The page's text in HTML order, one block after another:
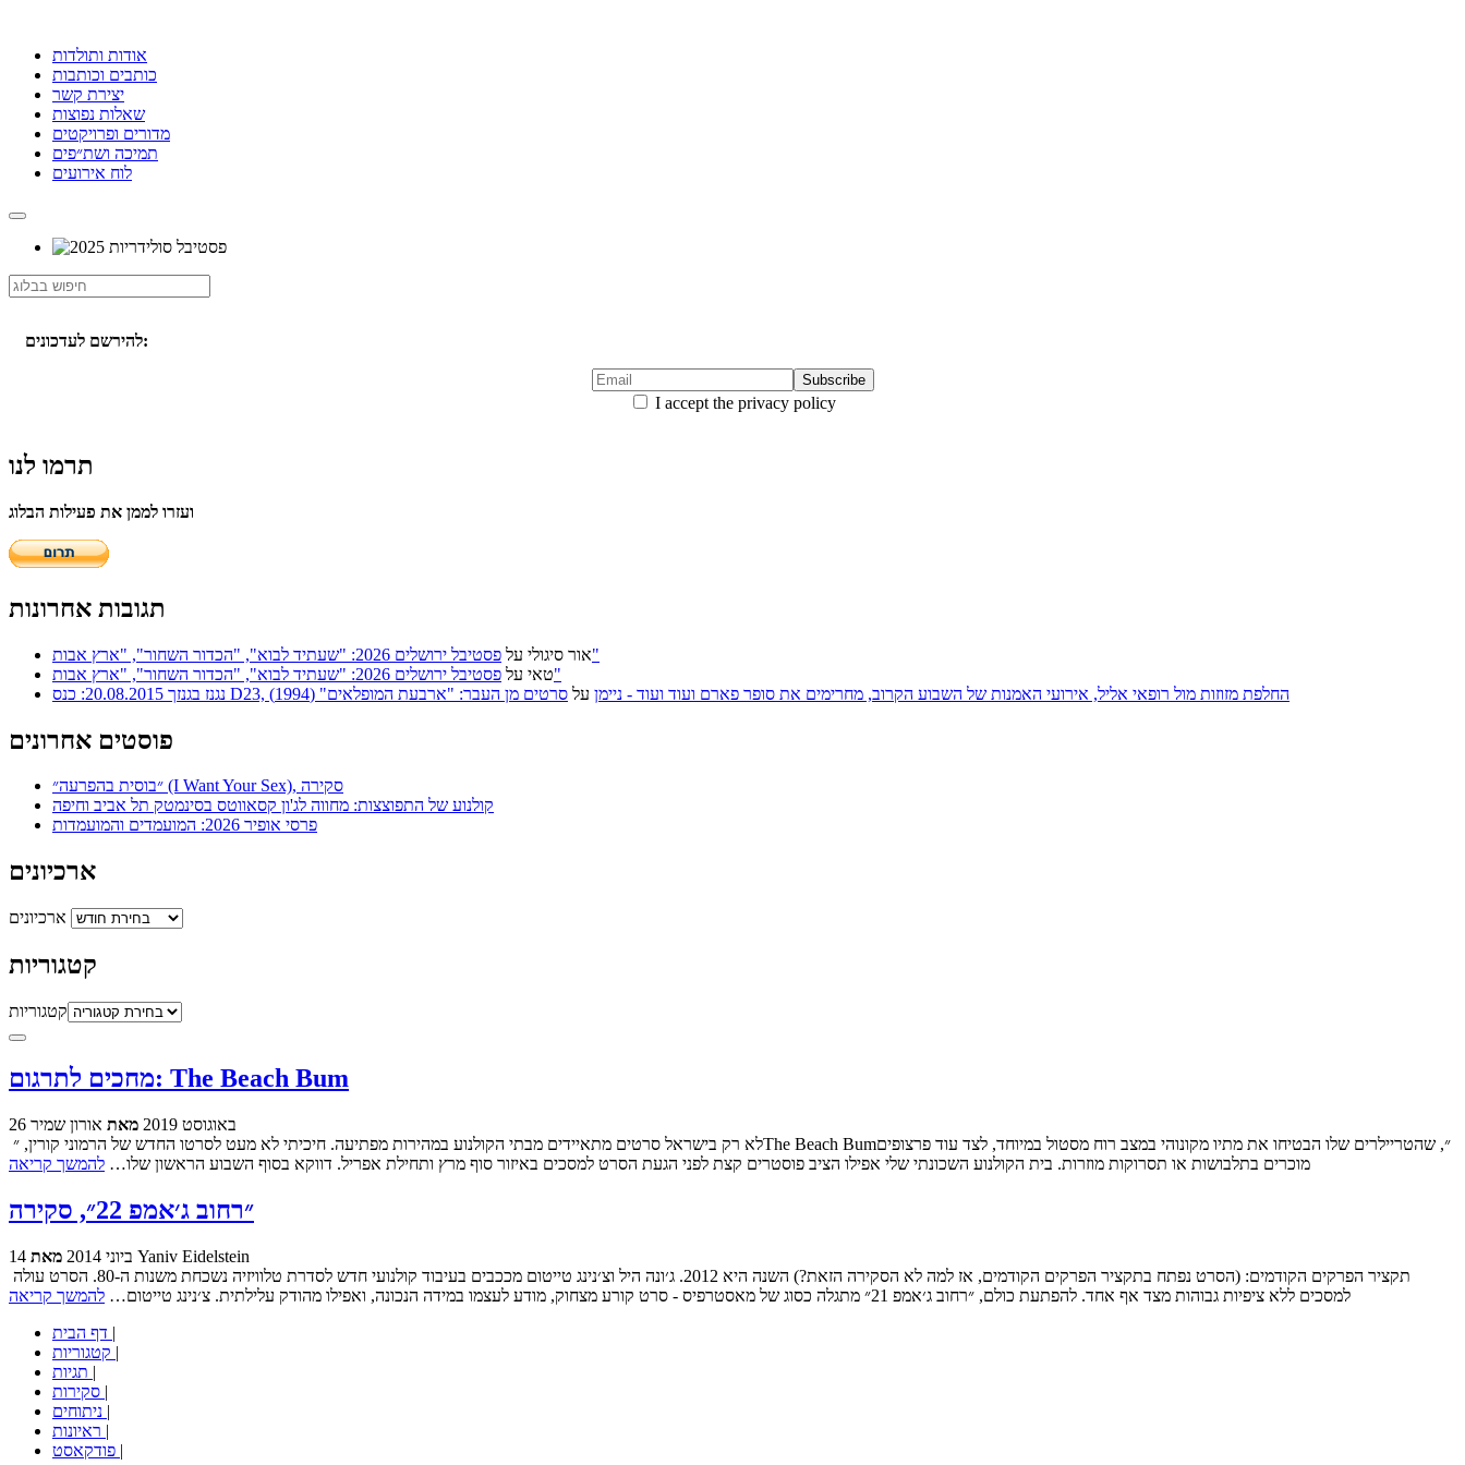
אודות ותולדות
כותבים וכותבות
יצירת קשר
שאלות נפוצות
מדורים ופרויקטים
תמיכה ושת״פים
לוח אירועים
להירשם לעדכונים:
I accept the privacy policy
תרמו לנו
ועזרו לממן את פעילות הבלוג
תגובות אחרונות
אור סיגולי על
פסטיבל ירושלים 2026: "שעתיד לבוא", "הכדור השחור", "ארץ אבות"
טאי על
פסטיבל ירושלים 2026: "שעתיד לבוא", "הכדור השחור", "ארץ אבות"
נגנז בגנזך 20.08.2015: כנס D23, החלפת מזוזות מול רופאי אליל, אירועי האמנות של השבוע הקרוב, מחרימים את סופר פארם ועוד ועוד - ניימן על סרטים מן העבר: "ארבעת המופלאים" (1994)
פוסטים אחרונים
״בוסית בהפרעה״ (I Want Your Sex), סקירה
קולנוע של התפוצצות: מחווה לג'ון קסאווטס בסינמטק תל אביב וחיפה
פרסי אופיר 2026: המועמדים והמועמדות
ארכיונים
ארכיונים
קטגוריות
קטגוריות
מחכים לתרגום: The Beach Bum
26 באוגוסט 2019 מאת אורון שמיר
מוכרים בתלבושות או תסרוקות מוזרות. בית הקולנוע השכונתי שלי אפילו הציב פוסטרים קצת לפני הגעת הסרט למסכים באיזור סוף מרץ ותחילת אפריל. דווקא בסוף השבוע הראשון שלו… להמשך קריאה
״רחוב ג׳אמפ 22״, סקירה
14 ביוני 2014 Yaniv Eidelstein
למסכים ללא ציפיות גבוהות מצד אף אחד. להפתעת כולם, ״רחוב ג׳אמפ 21״ מתגלה כסוג של מאסטרפיס - סרט קורע מצחוק, מודע לעצמו במידה הנכונה, ואפילו מהודק עלילתית. צ׳נינג טייטום…
להמשך קריאה
|
|
|
|
|
|
|